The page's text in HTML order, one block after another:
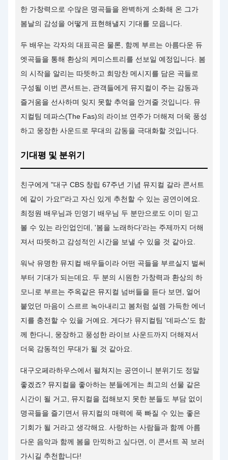
한 가창력으로 수많은 명곡들을 완벽하게 소화해 온 그가
봄날의 감성을 어떻게 표현해낼지 기대를 모읍니다.
두 배우는 각자의 대표곡은 물론, 함께 부르는 아름다운 듀
엣곡들을 통해 환상의 케미스트리를 선보일 예정입니다. 봄
의 시작을 알리는 따뜻하고 희망찬 메시지를 담은 곡들로
구성될 이번 콘서트는, 관객들에게 뮤지컬이 주는 감동과
즐거움을 선사하며 잊지 못할 추억을 안겨줄 것입니다. 뮤
지컬팀 데파스(The Fas)의 라이브 연주가 더해져 더욱 풍성
하고 웅장한 사운드로 무대의 감동을 극대화할 것입니다.
기대평 및 분위기
친구에게 "대구 CBS 창립 67주년 기념 뮤지컬 갈라 콘서트
에 같이 가요!"라고 자신 있게 추천할 수 있는 공연이에요.
최정원 배우님과 민영기 배우님 두 분만으로도 이미 믿고
볼 수 있는 라인업인데, '봄을 노래하다'라는 주제까지 더해
져서 따뜻하고 감성적인 시간을 보낼 수 있을 것 같아요.
워낙 유명한 뮤지컬 배우들이라 어떤 곡들을 부르실지 벌써
부터 기대가 되는데요. 두 분의 시원한 가창력과 환상의 하
모니로 부르는 주옥같은 뮤지컬 넘버들을 듣다 보면, 얼어
붙었던 마음이 스르르 녹아내리고 봄처럼 설렘 가득한 에너
지를 충전할 수 있을 거예요. 게다가 뮤지컬팀 '데파스'도 함
께 한다니, 웅장하고 풍성한 라이브 사운드까지 더해져서
더욱 감동적인 무대가 될 것 같아요.
대구오페라하우스에서 펼쳐지는 공연이니 분위기도 정말
좋겠죠? 뮤지컬을 좋아하는 분들에게는 최고의 선물 같은
시간이 될 거고, 뮤지컬을 접해보지 못한 분들도 부담 없이
명곡들을 즐기면서 뮤지컬의 매력에 푹 빠질 수 있는 좋은
기회가 될 거라고 생각해요. 사랑하는 사람들과 함께 아름
다운 음악과 함께 봄을 만끽하고 싶다면, 이 콘서트 꼭 보러
가시길 추천합니다!